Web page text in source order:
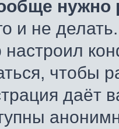
нужно
и не
настроил
чтобы
даёт